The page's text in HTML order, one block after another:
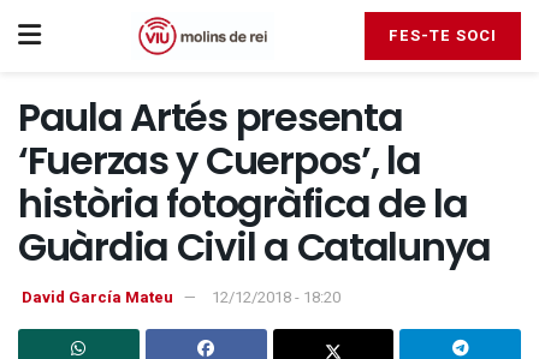
FES-TE SOCI
Paula Artés presenta
‘Fuerzas y Cuerpos’, la
història fotogràfica de la
Guàrdia Civil a Catalunya
David García Mateu 12/12/2018 - 18:20